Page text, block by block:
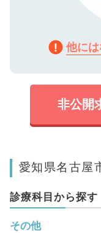
他に
非公開
愛知県名古屋
診療科目から探す
その他